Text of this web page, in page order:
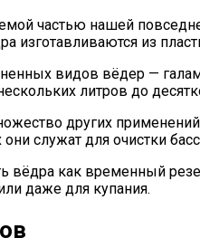
частью нашей
изготавливаются из
видов вёдер —
литров до
других
служат для очистки
вёдра как временный
даже для купания.